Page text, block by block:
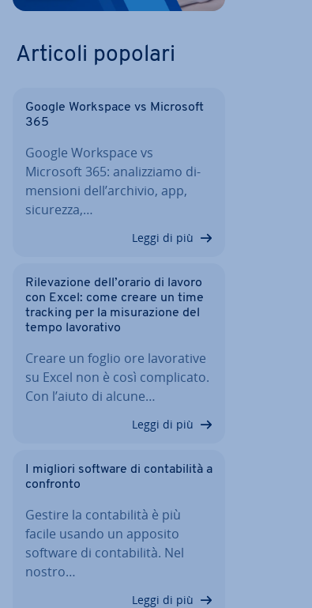
Articoli popolari
Google Workspace vs Microsoft
365
Google Workspace vs
Microsoft 365: ana­liz­zia­mo di­
men­sio­ni dell’archivio, app,
sicurezza,…
Leggi di più
Ri­le­va­zio­ne dell’orario di lavoro
con Excel: come creare un time
tracking per la mi­su­ra­zio­ne del
tempo la­vo­ra­ti­vo
Creare un foglio ore la­vo­ra­ti­ve
su Excel non è così com­pli­ca­to.
Con l’aiuto di alcune…
Leggi di più
I migliori software di con­ta­bi­li­tà a
confronto
Gestire la con­ta­bi­li­tà è più
facile usando un apposito
software di con­ta­bi­li­tà. Nel
nostro…
Leggi di più